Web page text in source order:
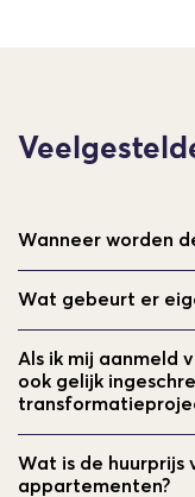
Wanneer worden
Wat gebeurt er
Als ik mij aanmeld
ook gelijk
Wat is de huurprijs
appartementen?